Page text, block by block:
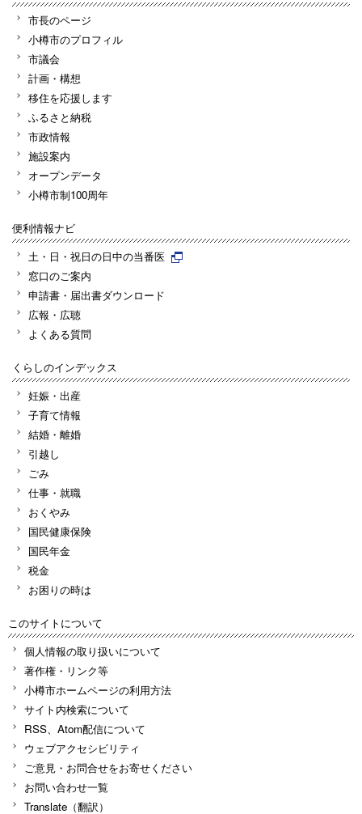
市長のページ
小樽市のプロフィル
市議会
計画・構想
移住を応援します
ふるさと納税
市政情報
施設案内
オープンデータ
小樽市制100周年
便利情報ナビ
土・日・祝日の日中の当番医
窓口のご案内
申請書・届出書ダウンロード
広報・広聴
よくある質問
くらしのインデックス
妊娠・出産
子育て情報
結婚・離婚
引越し
ごみ
仕事・就職
おくやみ
国民健康保険
国民年金
税金
お困りの時は
このサイトについて
個人情報の取り扱いについて
著作権・リンク等
小樽市ホームページの利用方法
サイト内検索について
RSS、Atom配信について
ウェブアクセシビリティ
ご意見・お問合せをお寄せください
お問い合わせ一覧
Translate（翻訳）